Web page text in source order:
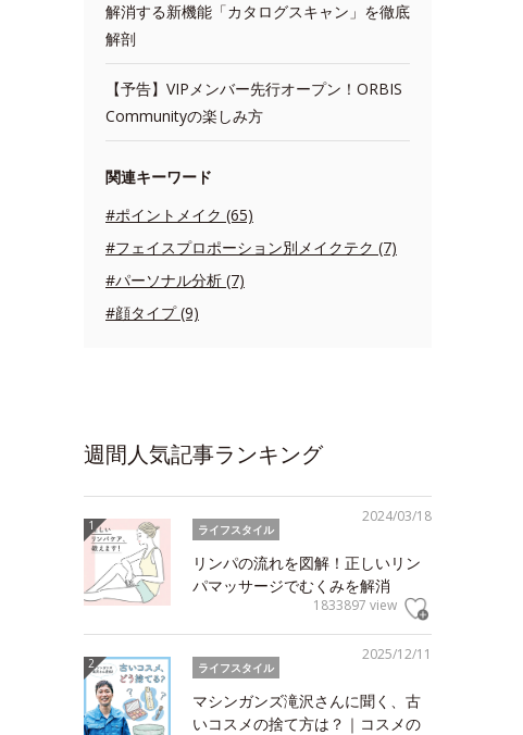
解消する新機能「カタログスキャン」を徹底
解剖
【予告】VIPメンバー先行オープン！ORBIS
Communityの楽しみ方
関連キーワード
#ポイントメイク (65)
#フェイスプロポーション別メイクテク (7)
#パーソナル分析 (7)
#顔タイプ (9)
週間人気記事ランキング
2024/03/18
ライフスタイル
リンパの流れを図解！正しいリン
パマッサージでむくみを解消
1833897 view
2025/12/11
ライフスタイル
マシンガンズ滝沢さんに聞く、古
いコスメの捨て方は？｜コスメの